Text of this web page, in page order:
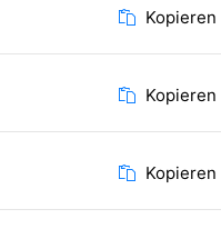
Kopieren
Kopieren
Kopieren